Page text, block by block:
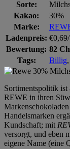
Sorte:
Kakao:
30%
Marke:
Ladenpreis:
Bewertung: 82
Tags:
Billig,
Sortimentspolitik ist
REWE in ihren
Handelsmarken
Kundschaft; mit
versorgt, und eben
eigene Name (eine